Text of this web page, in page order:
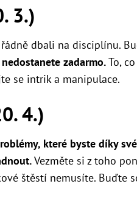
3.)
dbali na disciplínu.
zadarmo.To,
se intrik a manipulace.
4.)
které byste díky své
Vezměte si z toho
štěstí nemusíte. Buďte